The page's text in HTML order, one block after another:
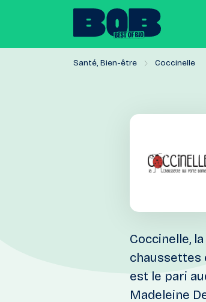
Santé, Bien-être Coccinelle
Coccinelle,
chaussettes
est le pari
Madeleine